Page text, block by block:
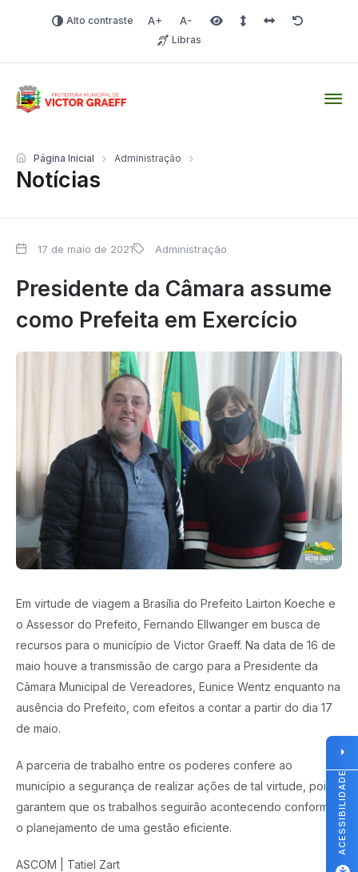
Alto contraste Aumentar fonte
Diminuir fonteÁrea selecionada
Espaçamento de linha
Espaço dos
Redefinir
Libras
Notícias
Página Inicial Administração
17 de maio de 2021 Administração
Presidente da Câmara assume
como Prefeita em Exercício
Em virtude de viagem a Brasília do Prefeito Lairton Koeche e
o Assessor do Prefeito, Fernando Ellwanger em busca de
recursos para o município de Victor Graeff. Na data de 16 de
maio houve a transmissão de cargo para a Presidente da
Câmara Municipal de Vereadores, Eunice Wentz enquanto na
ausência do Prefeito, com efeitos a contar a partir do dia 17
de maio.
A parceria de trabalho entre os poderes confere ao
município a segurança de realizar ações de tal virtude, pois
garantem que os trabalhos seguirão acontecendo conforme
o planejamento de uma gestão eficiente.
ASCOM | Tatiel Zart
ACESSIBILIDADE